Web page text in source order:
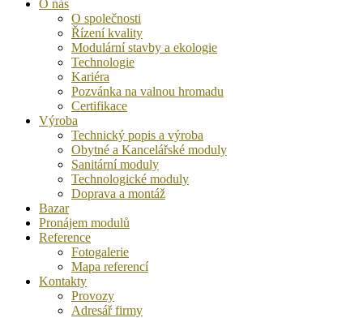
O nás
O společnosti
Řízení kvality
Modulární stavby a ekologie
Technologie
Kariéra
Pozvánka na valnou hromadu
Certifikace
Výroba
Technický popis a výroba
Obytné a Kancelářské moduly
Sanitární moduly
Technologické moduly
Doprava a montáž
Bazar
Pronájem modulů
Reference
Fotogalerie
Mapa referencí
Kontakty
Provozy
Adresář firmy